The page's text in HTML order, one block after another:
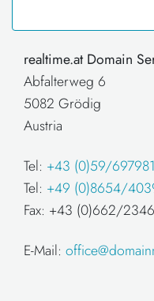
realtime.at Domain
Abfalterweg 6
5082 Grödig
Austria
Tel: +43 (0)59/697981
Tel: +49 (0)8654/
Fax: +43 (0)662/
E-Mail: